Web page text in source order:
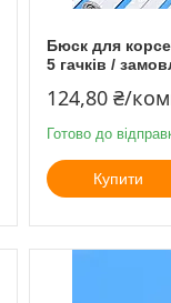
Бюск для
5 гачків /
124,80 ₴/
Готово до
Купити